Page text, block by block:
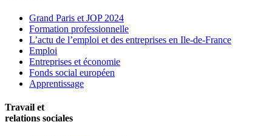
Grand Paris et JOP 2024
Formation professionnelle
L’actu de l’emploi et des entreprises en Ile-de-France
Emploi
Entreprises et économie
Fonds social européen
Apprentissage
Travail et
relations sociales